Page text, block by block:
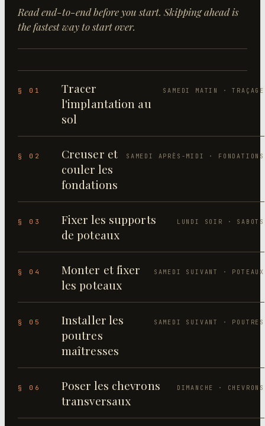
Read end-to-end before you start. Skipping ahead is
the fastest way to start over.
§ 01
Tracer
l'implantation au
sol
SAMEDI MATIN · TRAÇAGE
§ 02
Creuser et
couler les
fondations
SAMEDI APRÈS-MIDI · FONDATIONS
§ 03
Fixer les supports
de poteaux
LUNDI SOIR · SABOTS
§ 04
Monter et fixer
les poteaux
SAMEDI SUIVANT · POTEAUX
§ 05
Installer les
poutres
maîtresses
SAMEDI SUIVANT · POUTRES
§ 06
Poser les chevrons
transversaux
DIMANCHE · CHEVRONS